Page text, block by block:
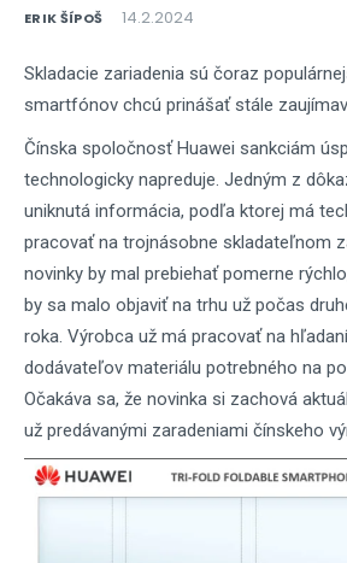
ERIK ŠÍPOŠ 14.2.2024
Skladacie zariadenia sú čoraz
smartfónov chcú prinášať stále
Čínska spoločnosť Huawei sankciám
technologicky napreduje. Jedným z
uniknutá informácia, podľa ktorej má
pracovať na trojnásobne skladateľnom
novinky by mal prebiehať pomerne
by sa malo objaviť na trhu už počas
roka. Výrobca už má pracovať na
dodávateľov materiálu potrebného na
Očakáva sa, že novinka si zachová
už predávanými zaradeniami čínskeho